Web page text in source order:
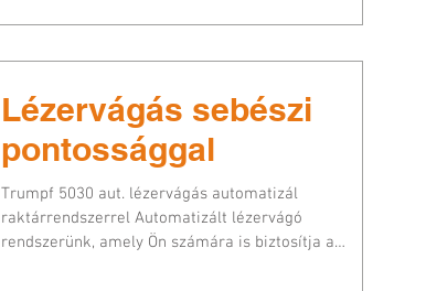
Lézervágás sebészi
pontossággal
Trumpf 5030 aut. lézervágás automatizál
raktárrendszerrel Automatizált lézervágó
rendszerünk, amely Ön számára is biztosítja a